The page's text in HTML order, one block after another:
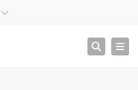
info@netser.com.ve